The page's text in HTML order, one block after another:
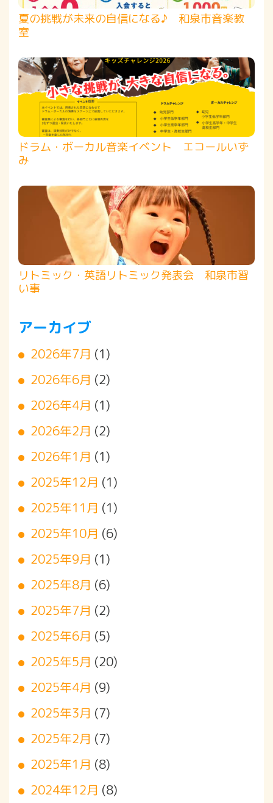
夏の挑戦が未来の自信になる♪ 和泉市音楽教
室
ドラム・ボーカル音楽イベント エコールいず
み
リトミック・英語リトミック発表会 和泉市習
い事
アーカイブ
2026年7月 (1)
2026年6月 (2)
2026年4月 (1)
2026年2月 (2)
2026年1月 (1)
2025年12月 (1)
2025年11月 (1)
2025年10月 (6)
2025年9月 (1)
2025年8月 (6)
2025年7月 (2)
2025年6月 (5)
2025年5月 (20)
2025年4月 (9)
2025年3月 (7)
2025年2月 (7)
2025年1月 (8)
2024年12月 (8)